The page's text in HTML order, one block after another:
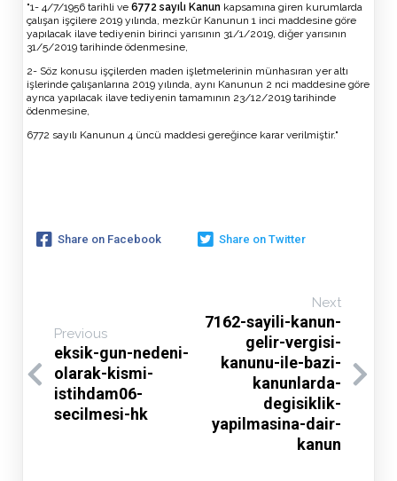
"1- 4/7/1956 tarihli ve 6772 sayılı Kanun kapsamına giren kurumlarda
çalışan işçilere 2019 yılında, mezkûr Kanunun 1 inci maddesine göre
yapılacak ilave tediyenin birinci yarısının 31/1/2019, diğer yarısının
31/5/2019 tarihinde ödenmesine,
2- Söz konusu işçilerden maden işletmelerinin münhasıran yer altı
işlerinde çalışanlarına 2019 yılında, aynı Kanunun 2 nci maddesine göre
ayrıca yapılacak ilave tediyenin tamamının 23/12/2019 tarihinde
ödenmesine,
6772 sayılı Kanunun 4 üncü maddesi gereğince karar verilmiştir."
Share on Facebook Share on Twitter
Previous
eksik-gun-nedeni-
olarak-kismi-
istihdam06-
secilmesi-hk
Next
7162-sayili-kanun-
gelir-vergisi-
kanunu-ile-bazi-
kanunlarda-
degisiklik-
yapilmasina-dair-
kanun